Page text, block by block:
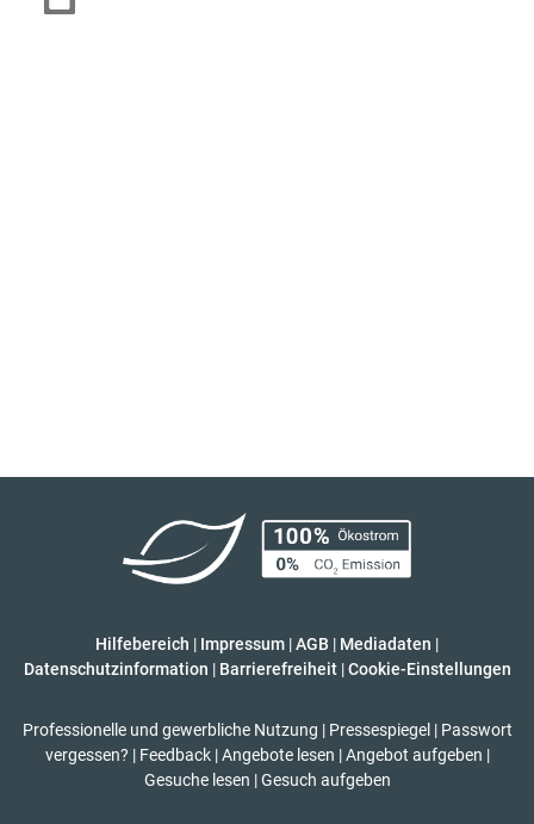
Hilfebereich | Impressum |AGB | Mediadaten |
Datenschutzinformation | Barrierefreiheit | Cookie-Einstellungen
Professionelle und gewerbliche Nutzung | Pressespiegel | Passwort
vergessen? | Feedback | Angebote lesen | Angebot aufgeben |
Gesuche lesen | Gesuch aufgeben